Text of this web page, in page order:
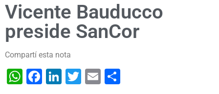
Vicente Bauducco
preside SanCor
Compartí esta nota
WhatsApp
Facebook
LinkedIn
Twitter
Email